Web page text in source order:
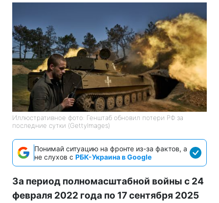
Иллюстративное фото: Генштаб обновил потери РФ за
последние сутки (GettyImages)
Понимай ситуацию на фронте из-за фактов, а
не слухов с РБК-Украина в Google
За период полномасштабной войны с 24
февраля 2022 года по 17 сентября 2025